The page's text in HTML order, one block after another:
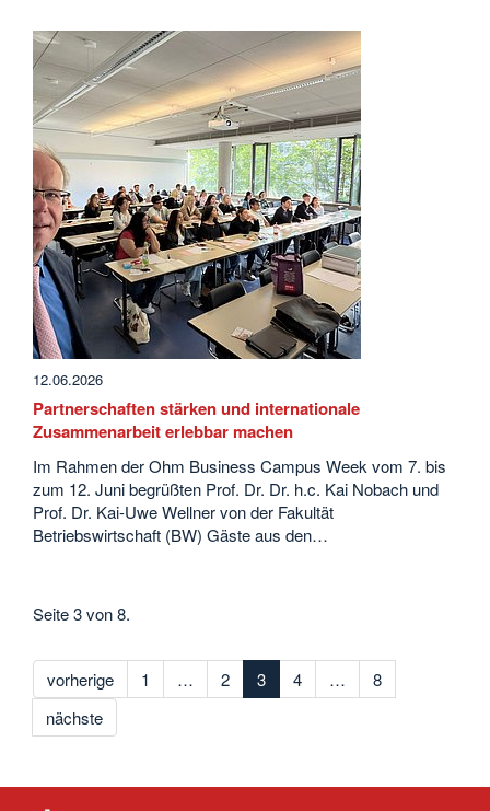
12.06.2026
Partnerschaften stärken und internationale
Zusammenarbeit erlebbar machen
Im Rahmen der Ohm Business Campus Week vom 7. bis
zum 12. Juni begrüßten Prof. Dr. Dr. h.c. Kai Nobach und
Prof. Dr. Kai-Uwe Wellner von der Fakultät
Betriebswirtschaft (BW) Gäste aus den…
Seite 3 von 8.
vorherige 1 … 2 3 4 …
8
nächste